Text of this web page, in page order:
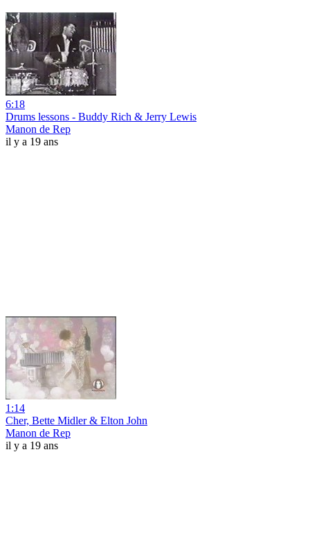
6:18
Drums lessons - Buddy Rich & Jerry Lewis
Manon de Rep
il y a 19 ans
1:14
Cher, Bette Midler & Elton John
Manon de Rep
il y a 19 ans